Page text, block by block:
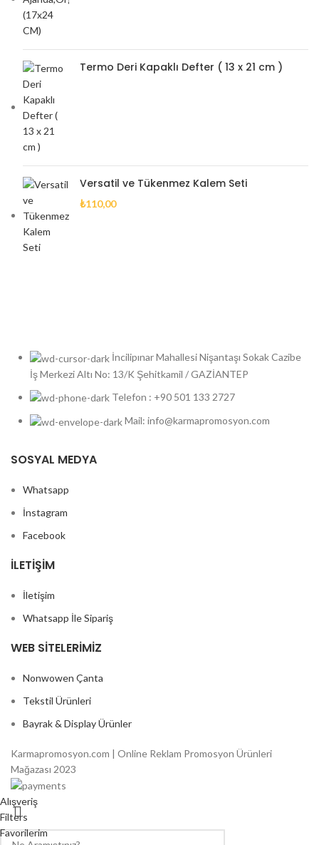
Termo Deri Kapaklı Defter ( 13 x 21 cm )
Versatil ve Tükenmez Kalem Seti
₺110,00
İncilipınar Mahallesi Nişantaşı Sokak Cazibe
İş Merkezi Altı No: 13/K Şehitkamil / GAZİANTEP
Telefon : +90 501 133 2727
Mail: info@karmapromosyon.com
SOSYAL MEDYA
Whatsapp
İnstagram
Facebook
İLETIŞIM
İletişim
Whatsapp İle Sipariş
WEB SITELERIMIZ
Nonwowen Çanta
Tekstil Ürünleri
Bayrak & Display Ürünler
Karmapromosyon.com | Online Reklam Promosyon Ürünleri
Mağazası 2023
Alışveriş
Filters
Favorilerim